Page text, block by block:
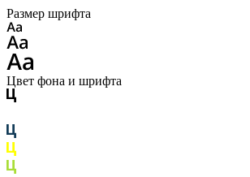
Размер шрифта
Цвет фона и шрифта